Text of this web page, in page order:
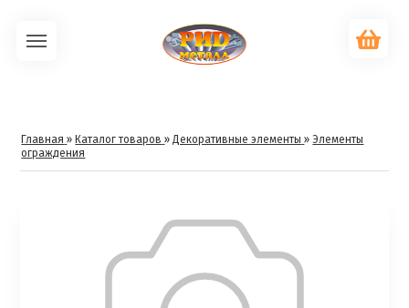
Главная » Каталог товаров »Декоративные элементы »Элементы
ограждения